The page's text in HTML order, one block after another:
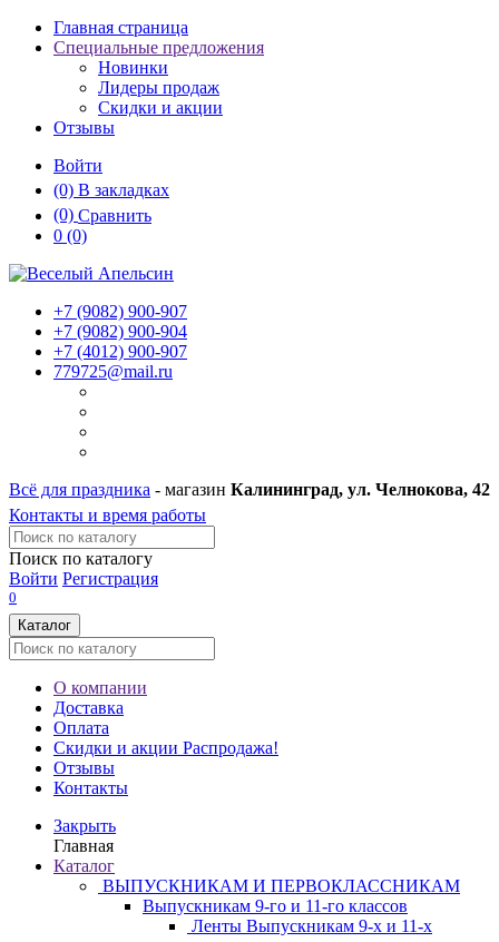
Главная страница
Специальные предложения
Новинки
Лидеры продаж
Скидки и акции
Отзывы
Войти
(0) В закладках
(0) Сравнить
0 (0)
+7 (9082) 900-907
+7 (9082) 900-904
+7 (4012) 900-907
779725@mail.ru
Всё для праздника - магазин Калининград, ул. Челнокова, 42
Контакты и время работы
Поиск по каталогу
Войти Регистрация
0
Каталог
О компании
Доставка
Оплата
Скидки и акции Распродажа!
Отзывы
Контакты
Закрыть
Главная
Каталог
ВЫПУСКНИКАМ И ПЕРВОКЛАССНИКАМ
Выпускникам 9-го и 11-го классов
Ленты Выпускникам 9-х и 11-х